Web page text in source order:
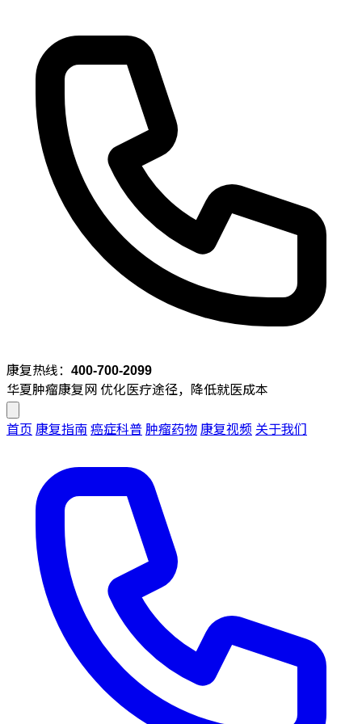
康复热线： 400-700-2099
华夏肿瘤康复网 优化医疗途径，降低就医成本
首页 康复指南癌症科普肿瘤药物康复视频 关于我们